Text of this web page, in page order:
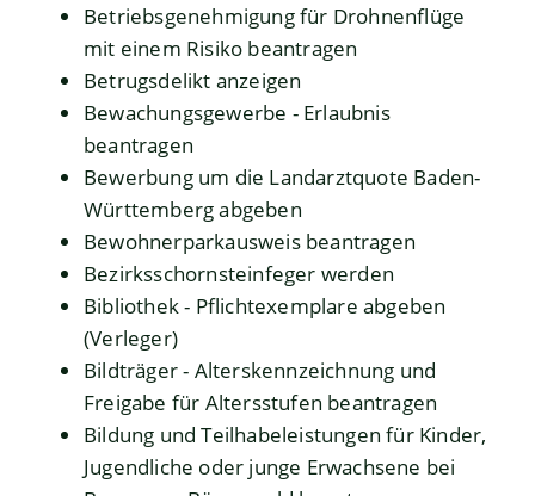
Betriebsgenehmigung für Drohnenflüge
mit einem Risiko beantragen
Betrugsdelikt anzeigen
Bewachungsgewerbe - Erlaubnis
beantragen
Bewerbung um die Landarztquote Baden-
Württemberg abgeben
Bewohnerparkausweis beantragen
Bezirksschornsteinfeger werden
Bibliothek - Pflichtexemplare abgeben
(Verleger)
Bildträger - Alterskennzeichnung und
Freigabe für Altersstufen beantragen
Bildung und Teilhabeleistungen für Kinder,
Jugendliche oder junge Erwachsene bei